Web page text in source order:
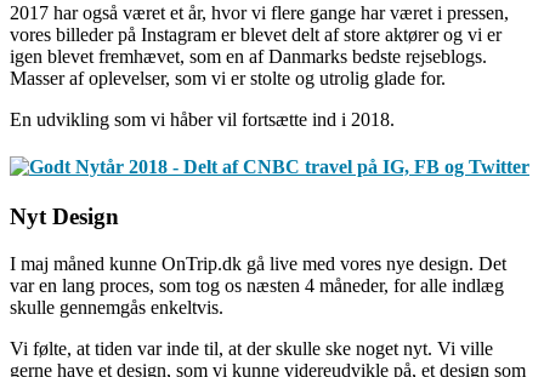
2017 har også været et år, hvor vi flere gange har været i pressen,
vores billeder på Instagram er blevet delt af store aktører og vi er
igen blevet fremhævet, som en af Danmarks bedste rejseblogs.
Masser af oplevelser, som vi er stolte og utrolig glade for.
En udvikling som vi håber vil fortsætte ind i 2018.
Nyt Design
I maj måned kunne OnTrip.dk gå live med vores nye design. Det
var en lang proces, som tog os næsten 4 måneder, for alle indlæg
skulle gennemgås enkeltvis.
Vi følte, at tiden var inde til, at der skulle ske noget nyt. Vi ville
gerne have et design, som vi kunne videreudvikle på, et design som